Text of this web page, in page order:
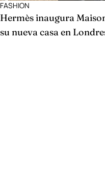
FASHION
Hermès inaugura
su nueva casa en